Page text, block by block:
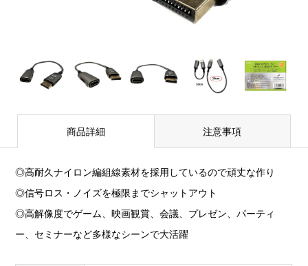
商品詳細 注意事項
◎高耐久ナイロン編組線素材を採用しているので頑丈な作り
◎信号ロス・ノイズを極限までシャットアウト
◎高解像度でゲーム、映画観賞、会議、プレゼン、パーティ
ー、セミナーなど多様なシーンで大活躍